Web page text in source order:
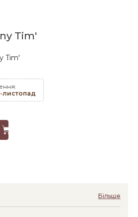
Tim'
Tim'
листопад
Більше